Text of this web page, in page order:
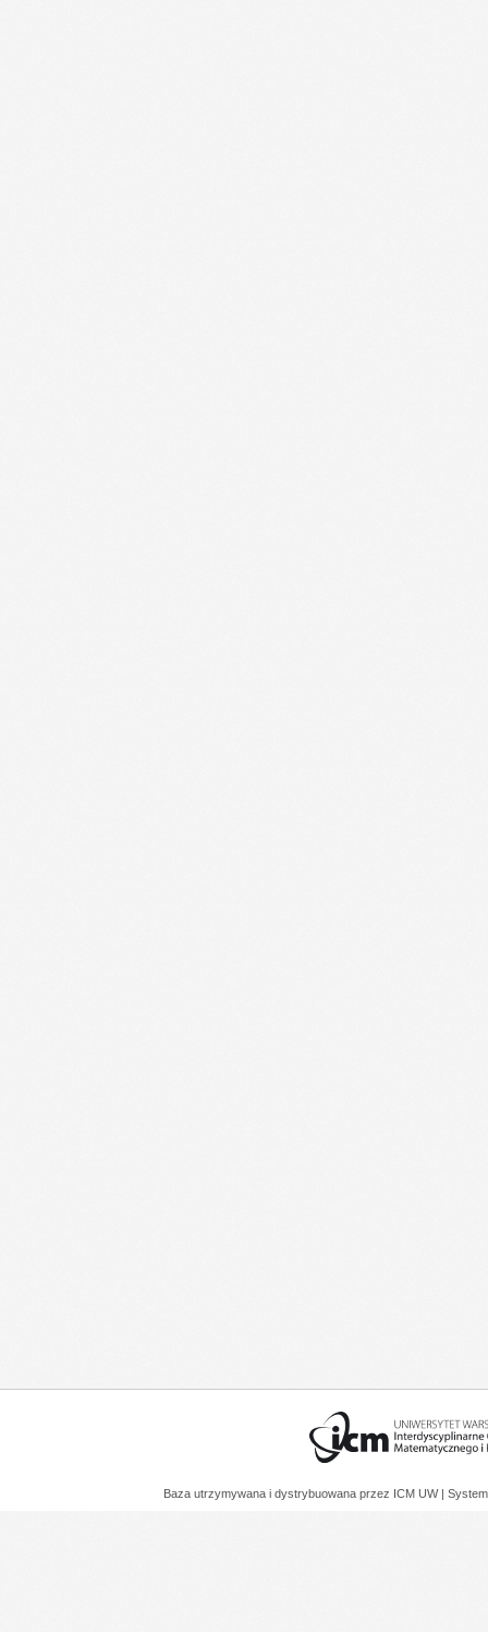
Baza utrzymywana i dystrybuowana przez ICM UW |